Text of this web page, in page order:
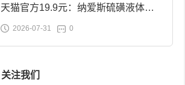
天猫官方19.9元：纳爱斯硫磺液体香
皂2斤大促
2026-07-31 0
关注我们